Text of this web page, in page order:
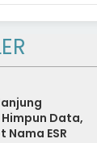
Data,
Nama ESR